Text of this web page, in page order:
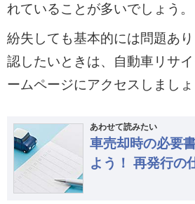
れていることが多いでしょう。
紛失しても基本的には問題あ
認したいときは、自動車リサ
ームページにアクセスしましょ
あわせて読みたい
車売却時の必要
よう！ 再発行の